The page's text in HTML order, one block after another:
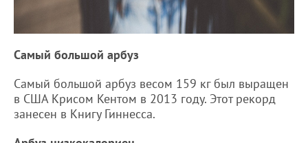
Самый большой арбуз
Самый большой арбуз весом 159 кг был выращен
в США Крисом Кентом в 2013 году. Этот рекорд
занесен в Книгу Гиннесса.